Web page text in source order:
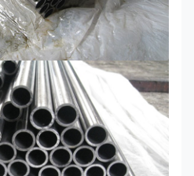
105 724
85 586
autres
75 517 55 379
90 621 60 414
120 855
90 310
autres